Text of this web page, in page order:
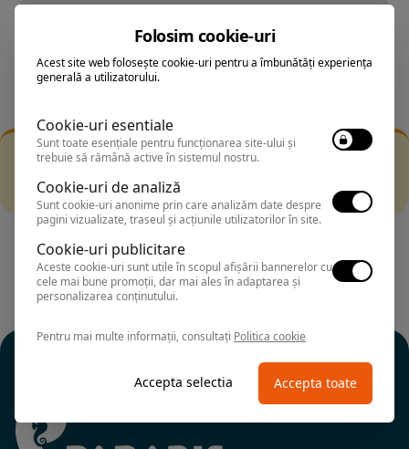
Stele 1-5
Stele 5-1
Filtrarea nu a returnat niciun rezultat
alte fitre.
Folosim cookie-uri
Acest site web folosește cookie-uri pentru a îmbunătăți experiența
generală a utilizatorului.
Cookie-uri esentiale
Sunt toate esențiale pentru funcționarea site-ului și
trebuie să rămână active în sistemul nostru.
Cookie-uri de analiză
Sunt cookie-uri anonime prin care analizăm date despre
pagini vizualizate, traseul și acțiunile utilizatorilor în site.
Cookie-uri publicitare
Aceste cookie-uri sunt utile în scopul afișării bannerelor cu
cele mai bune promoții, dar mai ales în adaptarea și
personalizarea conținutului.
Pentru mai multe informații, consultați Politica cookie
Accepta selectia Accepta toate